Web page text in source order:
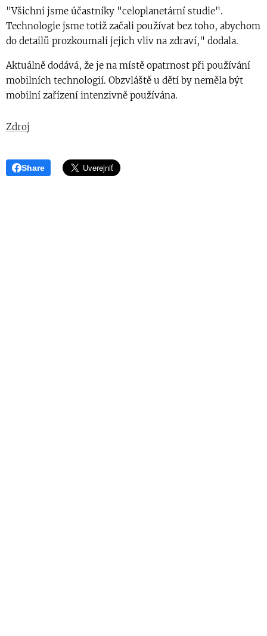
"Všichni jsme účastníky "celoplanetární studie".
Technologie jsme totiž začali používat bez toho, abychom
do detailů prozkoumali jejich vliv na zdraví," dodala.
Aktuálně dodává, že je na místě opatrnost při používání
mobilních technologií. Obzvláště u dětí by neměla být
mobilní zařízení intenzivně používána.
Zdroj
Share